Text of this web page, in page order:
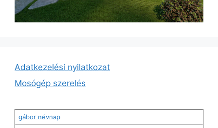
Adatkezelési nyilatkozat
Mosógép szerelés
gábor névnap